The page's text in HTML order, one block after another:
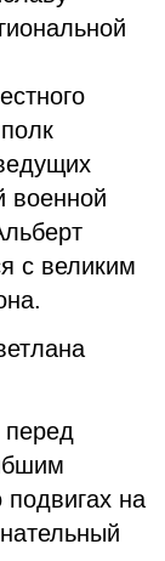
военной
с великим
на